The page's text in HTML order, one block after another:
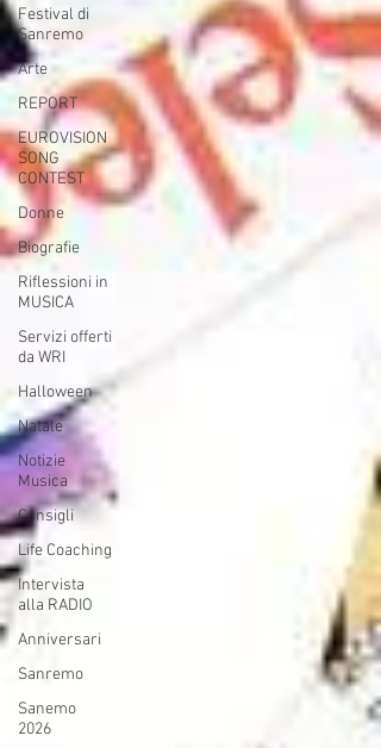
Festival di
Sanremo
Arte
REPORT
EUROVISION
SONG
CONTEST
Donne
Biografie
Riflessioni in
MUSICA
Servizi offerti
da WRI
Halloween
Natale
Notizie
Musica
Consigli
Life Coaching
Intervista
alla RADIO
Anniversari
Sanremo
Sanemo
2026